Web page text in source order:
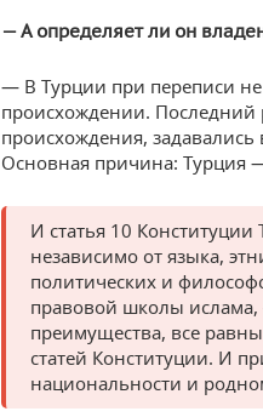
— А определяет ли он
— В Турции при переписи не
происхождении. Последний
происхождения,
Основная причина: Турция
И статья 10
независимо от языка,
политических и
правовой школы
преимущества, все
статей Конституции. И
национальности и